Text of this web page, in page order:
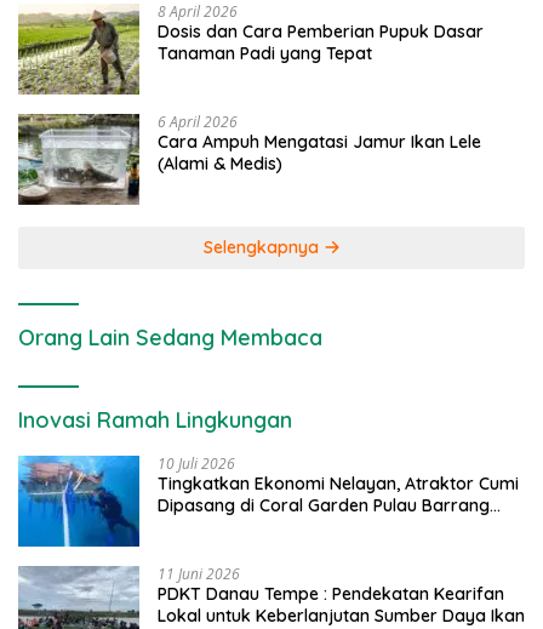
8 April 2026
Dosis dan Cara Pemberian Pupuk Dasar
Tanaman Padi yang Tepat
6 April 2026
Cara Ampuh Mengatasi Jamur Ikan Lele
(Alami & Medis)
Selengkapnya
Orang Lain Sedang Membaca
Inovasi Ramah Lingkungan
10 Juli 2026
Tingkatkan Ekonomi Nelayan, Atraktor Cumi
Dipasang di Coral Garden Pulau Barrang
11 Juni 2026
PDKT Danau Tempe : Pendekatan Kearifan
Lokal untuk Keberlanjutan Sumber Daya Ikan